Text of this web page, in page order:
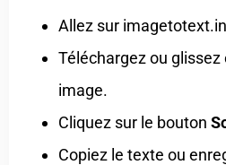
Allez sur
Téléchargez ou
image.
Cliquez sur le bouton
Copiez le texte ou